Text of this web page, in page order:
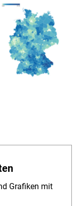
Grafiken mit